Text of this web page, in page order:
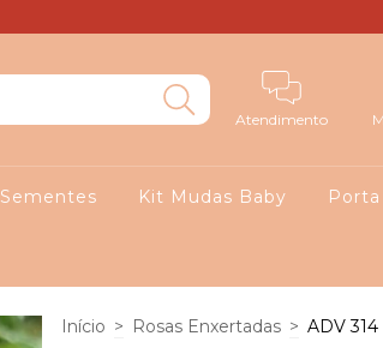
Atendimento
Sementes Kit Mudas Baby
Início > Rosas Enxertadas > ADV 314